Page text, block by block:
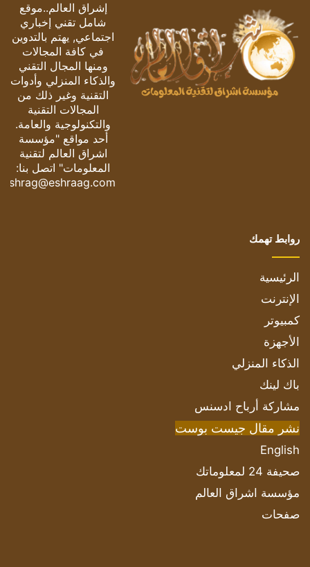
إشراق العالم..موقع
شامل تقني إخباري
اجتماعي, يهتم بالتدوين
في كافة المجالات
ومنها المجال التقني
والذكاء المنزلي وأدوات
التقنية وغير ذلك من
المجالات التقنية
والتكنولوجية والعامة.
أحد مواقع "مؤسسة
اشراق العالم لتقنية
المعلومات" اتصل بنا:
eshrag@eshraag.com
روابط تهمك
الرئيسية
الإنترنت
كمبيوتر
الأجهزة
الذكاء المنزلي
باك لينك
مشاركة أرباح ادسنس
نشر مقال جيست بوست
English
صحيفة 24 لمعلوماتك
مؤسسة اشراق العالم
صفحات